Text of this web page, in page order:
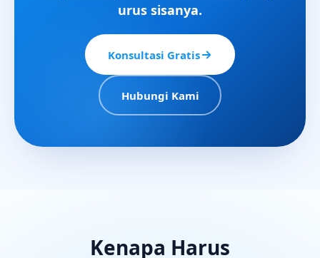
urus sisanya.
Konsultasi Gratis
Hubungi Kami
Kenapa Harus